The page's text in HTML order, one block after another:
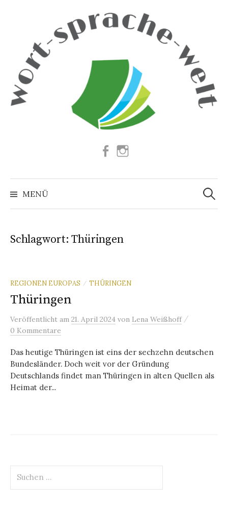
Facebook
MENÜ
Suchen
nach:
Schlagwort:Thüringen
REGIONEN EUROPAS / THÜRINGEN
Thüringen
Veröffentlicht am 21. April 2024 von Lena Weißhoff /
0 Kommentare
Das heutige Thüringen ist eins der sechzehn deutschen
Bundesländer. Doch weit vor der Gründung
Deutschlands findet man Thüringen in alten Quellen als
Heimat der...
nach: